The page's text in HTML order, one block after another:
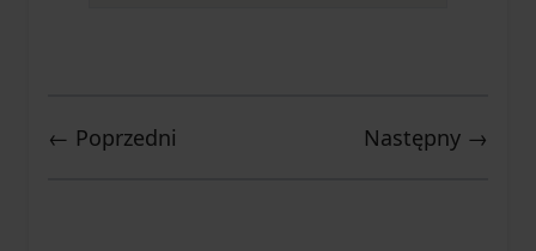
← Poprzedni Następny →